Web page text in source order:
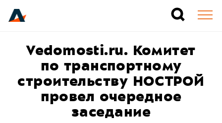
Vedomosti.ru. Комитет
по транспортному
строительству НОСТРОЙ
провел очередное
заседание